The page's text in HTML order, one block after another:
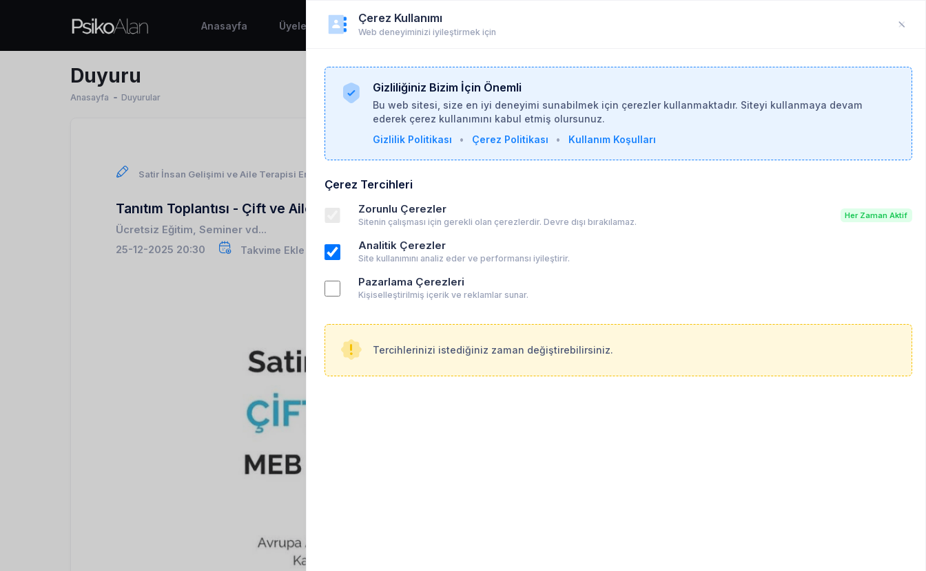
Anasayfa Üyeler Duyurular Yardım
Duyuru
Anasayfa Duyurular
Satir İnsan Gelişimi ve Aile Terapisi Enstitüsü -
Tanıtım Toplantısı - Çift ve Aile Terapisi Sertifika Programı
Ücretsiz Eğitim, Seminer vd...
25-12-2025 20:30
Takvime Ekle
Çerez Kullanımı
Web deneyiminizi iyileştirmek için
Gizliliğiniz Bizim İçin Önemli
Bu web sitesi, size en iyi deneyimi sunabilmek için çerezler kullanmaktadır. Siteyi kullanmaya devam
ederek çerez kullanımını kabul etmiş olursunuz.
Gizlilik Politikası
• Çerez Politikası • Kullanım Koşulları
Çerez Tercihleri
Zorunlu Çerezler
Sitenin çalışması için gerekli olan çerezlerdir. Devre dışı bırakılamaz.
Her Zaman Aktif
Analitik Çerezler
Site kullanımını analiz eder ve performansı iyileştirir.
Pazarlama Çerezleri
Kişiselleştirilmiş içerik ve reklamlar sunar.
Tercihlerinizi istediğiniz zaman değiştirebilirsiniz.